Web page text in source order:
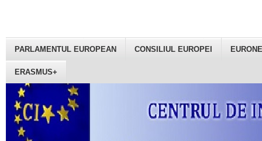
PARLAMENTUL EUROPEAN CONSILIUL EUROPEI
ERASMUS+